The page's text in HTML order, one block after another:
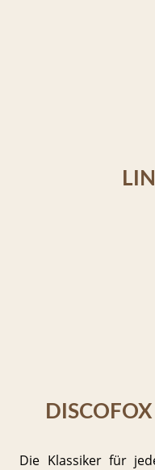
Die Klassiker für